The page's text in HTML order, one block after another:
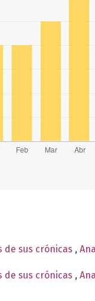
de sus crónicas ,
de sus crónicas ,